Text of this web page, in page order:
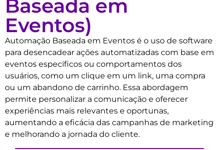
Baseada em
Eventos)
Automação Baseada em Eventos é o uso de software
para desencadear ações automatizadas com base em
eventos específicos ou comportamentos dos
usuários, como um clique em um link, uma compra
ou um abandono de carrinho. Essa abordagem
permite personalizar a comunicação e oferecer
experiências mais relevantes e oportunas,
aumentando a eficácia das campanhas de marketing
e melhorando a jornada do cliente.